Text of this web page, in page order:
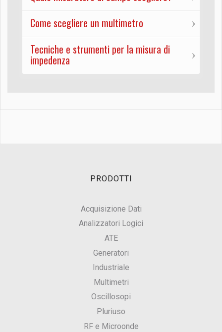
Come scegliere un multimetro
Tecniche e strumenti per la misura di
impedenza
PRODOTTI
Acquisizione Dati
Analizzatori Logici
ATE
Generatori
Industriale
Multimetri
Oscillosopi
Pluriuso
RF e Microonde